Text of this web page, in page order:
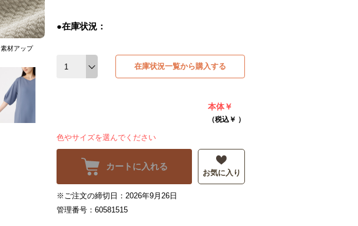
素材アップ
●在庫状況：
在庫状況一覧から購入する
本体￥
（税込￥ ）
色やサイズを選んでください
カートに入れる
お気に入り
※ご注文の締切日：2026年9月26日
管理番号：60581515